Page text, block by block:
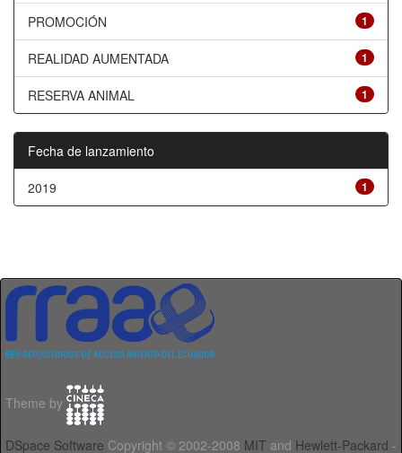
1
PROMOCIÓN
1
REALIDAD AUMENTADA
1
RESERVA ANIMAL
Fecha de lanzamiento
1
2019
Theme by
DSpace Software Copyright © 2002-2008 MIT and Hewlett-Packard -